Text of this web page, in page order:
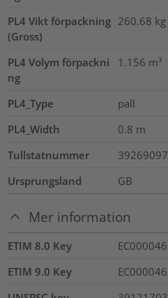
PL4 Vikt förpackning
(Gross)
260.68 kg
PL4 Volym förpackni
ng
1.156 m³
PL4_Type
pall
PL4_Width
0.8 m
Tullstatnummer
39269097
Ursprungsland
GB
Mer information
ETIM 8.0 Key
EC000046
ETIM 9.0 Key
EC000046